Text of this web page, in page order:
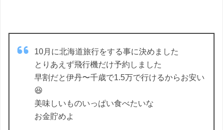
10月に北海道旅行をする事に決めました
とりあえず飛行機だけ予約しました
早割だと伊丹〜千歳で1.5万で行けるからお安い
😆
美味しいものいっぱい食べたいな
お金貯めよ